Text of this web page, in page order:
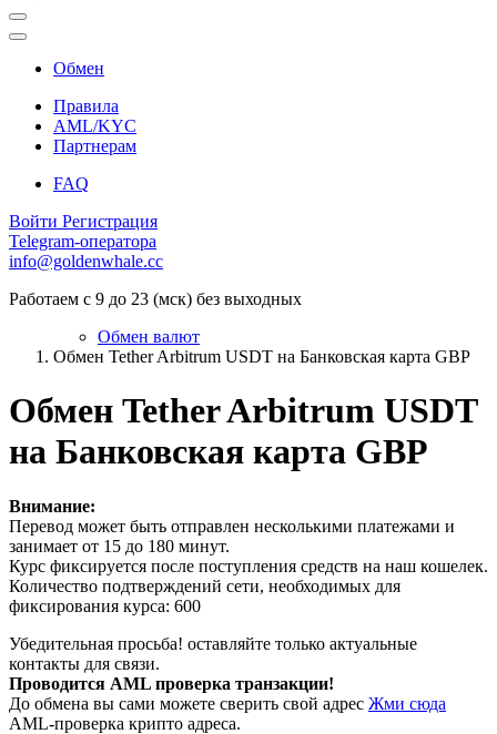
Обмен
Правила
AML/KYC
Партнерам
FAQ
Войти Регистрация
Telegram-оператора
info@goldenwhale.cc
Работаем с 9 до 23 (мск) без выходных
Обмен валют
Обмен Tether Arbitrum USDT на Банковская карта GBP
Обмен Tether Arbitrum USDT
на Банковская карта GBP
Внимание:
Перевод может быть отправлен несколькими платежами и
занимает от 15 до 180 минут.
Курс фиксируется после поступления средств на наш кошелек.
Количество подтверждений сети, необходимых для
фиксирования курса: 600
Убедительная просьба! оставляйте только актуальные
контакты для связи.
Проводится AML проверка транзакции!
До обмена вы сами можете сверить свой адрес Жми сюда
AML-проверка крипто адреса.